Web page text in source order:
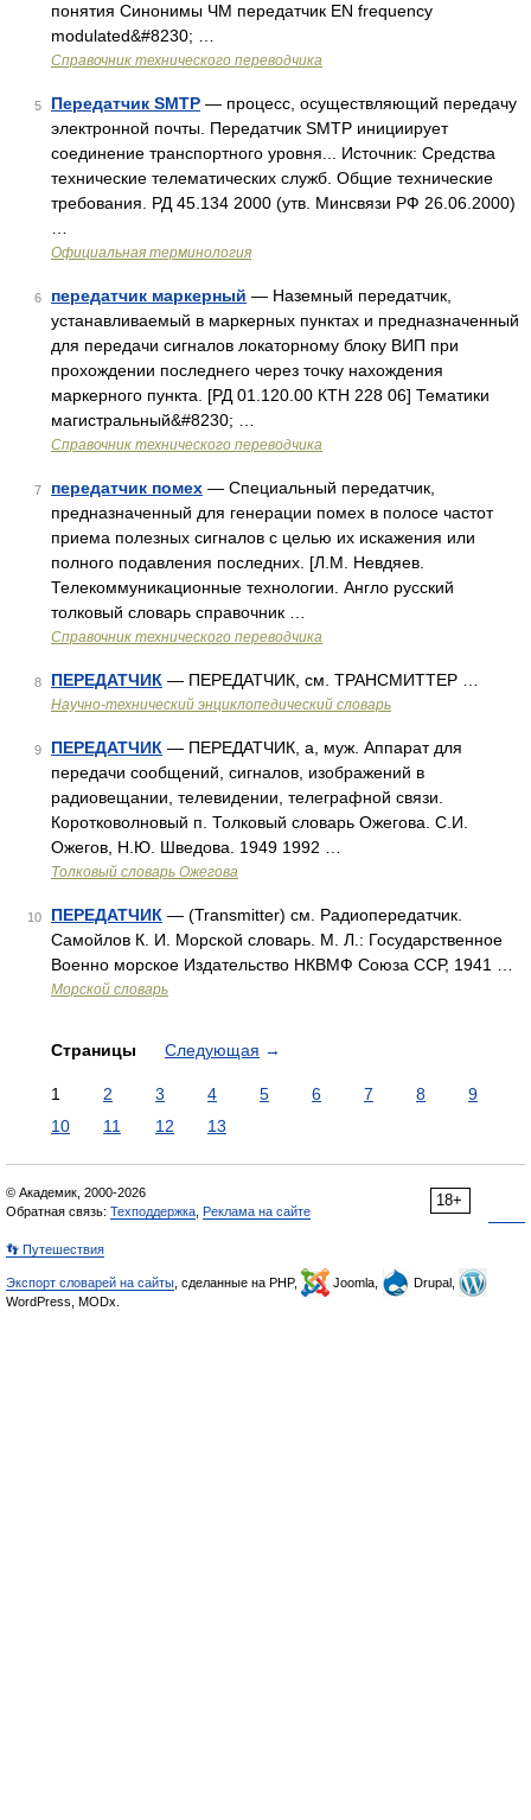
понятия Синонимы ЧМ передатчик EN frequency
modulated&#8230; …
Справочник технического переводчика
5 Передатчик SMTP — процесс, осуществляющий передачу
электронной почты. Передатчик SMTP инициирует
соединение транспортного уровня... Источник: Средства
технические телематических служб. Общие технические
требования. РД 45.134 2000 (утв. Минсвязи РФ 26.06.2000)
Официальная терминология
6 передатчик маркерный — Наземный передатчик,
устанавливаемый в маркерных пунктах и предназначенный
для передачи сигналов локаторному блоку ВИП при
прохождении последнего через точку нахождения
маркерного пункта. [РД 01.120.00 КТН 228 06] Тематики
магистральный&#8230; …
Справочник технического переводчика
7 передатчик помех — Специальный передатчик,
предназначенный для генерации помех в полосе частот
приема полезных сигналов с целью их искажения или
полного подавления последних. [Л.М. Невдяев.
Телекоммуникационные технологии. Англо русский
толковый словарь справочник …
Справочник технического переводчика
8 ПЕРЕДАТЧИК — ПЕРЕДАТЧИК, см. ТРАНСМИТТЕР …
Научно-технический энциклопедический словарь
9 ПЕРЕДАТЧИК — ПЕРЕДАТЧИК, а, муж. Аппарат для
передачи сообщений, сигналов, изображений в
радиовещании, телевидении, телеграфной связи.
Коротковолновый п. Толковый словарь Ожегова. С.И.
Ожегов, Н.Ю. Шведова. 1949 1992 …
Толковый словарь Ожегова
10 ПЕРЕДАТЧИК — (Transmitter) см. Радиопередатчик.
Самойлов К. И. Морской словарь. М. Л.: Государственное
Военно морское Издательство НКВМФ Союза ССР, 1941 …
Морской словарь
Страницы Следующая →
1 2 3 4 5 6 7 8
9
10
11 12 13
18+
© Академик, 2000-2026
Обратная связь: Техподдержка Реклама на сайте
👣 Путешествия
Экспорт словарей на сайты , сделанные на PHP, Joomla,
Drupal,
WordPress, MODx.